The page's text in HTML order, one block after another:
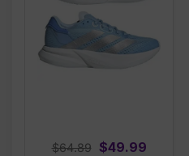
$64.89
Original
$49.99Current